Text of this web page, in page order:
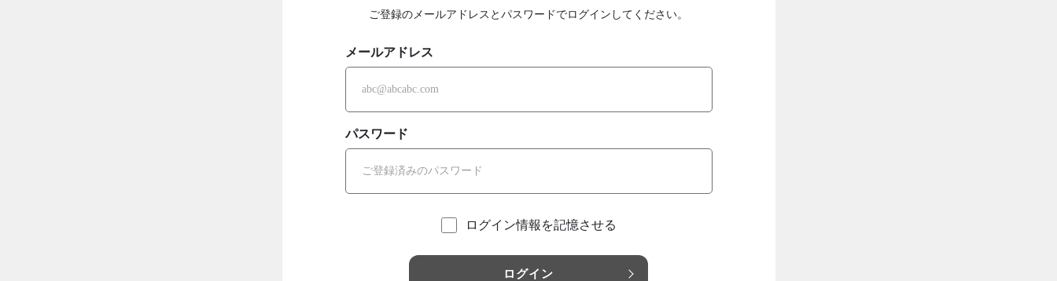
ご登録のメールアドレスとパスワードでログインしてください。
メールアドレス
パスワード
ログイン情報を記憶させる
ログイン